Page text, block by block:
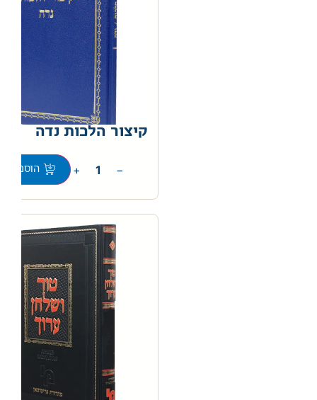
קיצור הלכות נדה
−
+ הוספה